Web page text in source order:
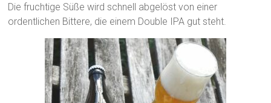
Die fruchtige Süße wird schnell abgelöst von einer
ordentlichen Bittere, die einem Double IPA gut steht.